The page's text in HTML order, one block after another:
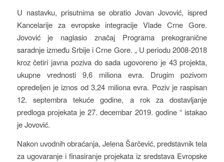
U nastavku, prisutnima se obratio Jovan Jovović, ispred
Kancelarije za evropske integracije Vlade Crne Gore.
Jovović je naglasio značaj Programa prekogranične
saradnje između Srbije i Crne Gore. „ U periodu 2008-2018
kroz četiri javna poziva do sada ugovoreno je 43 projekta,
ukupne vrednosti 9,6 miliona evra. Drugim pozivom
opredeljen je iznos od 3,24 miliona evra. Poziv je raspisan
12. septembra tekuće godine, a rok za dostavljanje
predloga projekata je 27. decembar 2019. godine “ istakao
je Jovović.
Nakon uvodnih obraćanja, Jelena Šarčević, predstavnik tela
za ugovaranje i finasiranje projekata iz sredstava Evropske